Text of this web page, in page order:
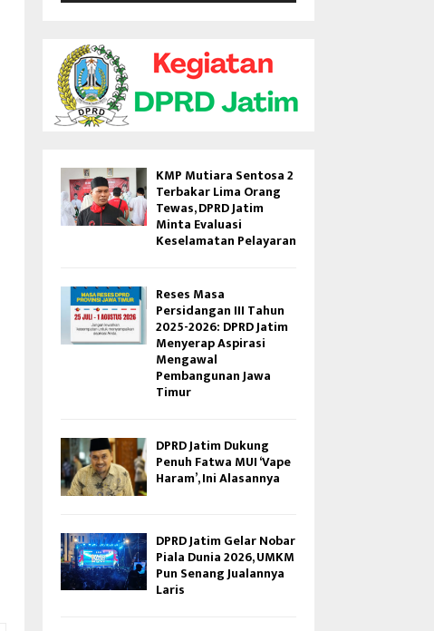
e
o
KMP Mutiara Sentosa 2
Terbakar Lima Orang
Tewas, DPRD Jatim
Minta Evaluasi
Keselamatan Pelayaran
Reses Masa
Persidangan III Tahun
2025-2026: DPRD Jatim
Menyerap Aspirasi
Mengawal
Pembangunan Jawa
Timur
DPRD Jatim Dukung
Penuh Fatwa MUI ‘Vape
Haram’, Ini Alasannya
DPRD Jatim Gelar Nobar
Piala Dunia 2026, UMKM
Pun Senang Jualannya
Laris